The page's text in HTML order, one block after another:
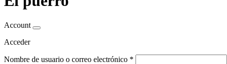
Account
Acceder
Nombre de usuario o correo electrónico *